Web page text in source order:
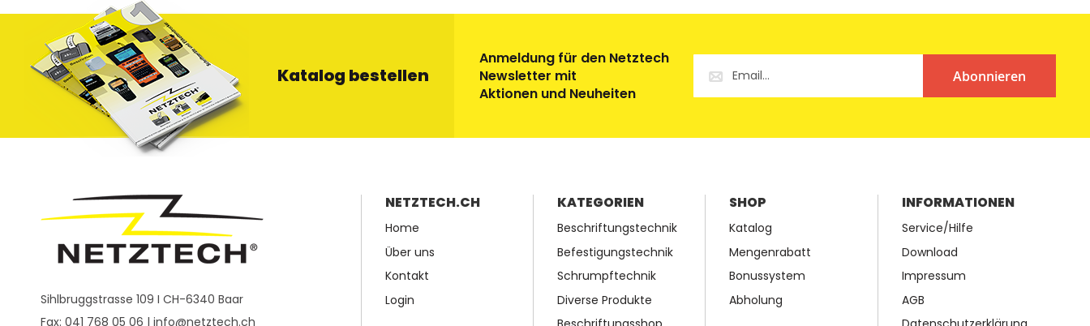
Katalog bestellen
Anmeldung für den Netztech
Newsletter mit
Aktionen und Neuheiten
Abonnieren
Sihlbruggstrasse 109 I CH-6340 Baar
Fax: 041 768 05 06 | info@netztech.ch
NETZTECH.CH
Home
Über uns
Kontakt
Login
KATEGORIEN
Beschriftungstechnik
Befestigungstechnik
Schrumpftechnik
Diverse Produkte
SHOP
Katalog
Mengenrabatt
Bonussystem
Abholung
INFORMATIONEN
Service/Hilfe
Download
Impressum
AGB